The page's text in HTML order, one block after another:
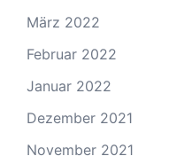
März 2022
Februar 2022
Januar 2022
Dezember 2021
November 2021